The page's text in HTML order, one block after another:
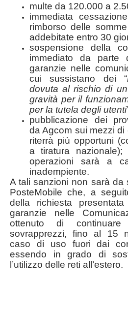
multe da 120.000 a
immediata
rimborso delle
addebitate entro 30
sospensione della
immediato da parte
garanzie nelle
cui sussistano dei “
dovuta al rischio di
gravità per il
per la tutela degli utenti
pubblicazione dei
da Agcom sui mezzi
riterrà più opportuni
a tiratura
operazioni sarà a
inadempiente.
A tali sanzioni non sarà da
PosteMobile che, a
della richiesta
garanzie nelle
ottenuto di
sovrapprezzi, fino al 15
caso di uso fuori dai
essendo in grado di
l’utilizzo delle reti all’estero.